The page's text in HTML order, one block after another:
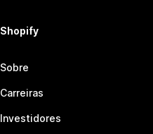
Shopify
Sobre
Carreiras
Investidores